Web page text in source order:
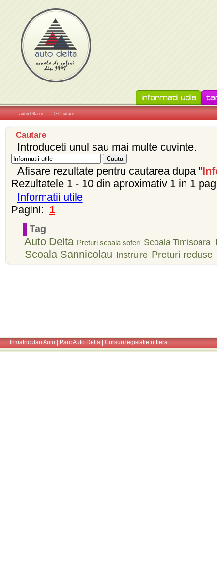
autodelta.ro > Cautare
Cautare
Introduceti unul sau mai multe cuvinte.
Afisare rezultate pentru cautarea dupa "
Rezultatele 1 - 10 din aproximativ 1 in 1
Informatii utile
Pagini: 1
Tag
Auto Delta Preturi scoala soferi Scoala Timisoara
Scoala Sannicolau Instruire Preturi reduse
Inmatriculari Auto Parc Auto Delta Cursuri legislatie rutiera